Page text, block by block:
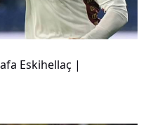
Eskihellaç |